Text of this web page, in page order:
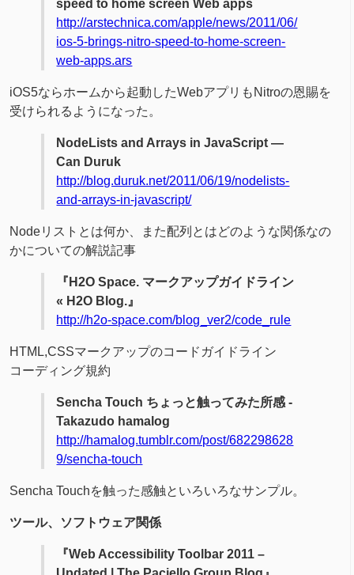
speed to home screen Web apps
http://arstechnica.com/apple/news/2011/06/
ios-5-brings-nitro-speed-to-home-screen-
web-apps.ars
iOS5ならホームから起動したWebアプリもNitroの恩賜を
受けられるようになった。
NodeLists and Arrays in JavaScript —
Can Duruk
http://blog.duruk.net/2011/06/19/nodelists-
and-arrays-in-javascript/
Nodeリストとは何か、また配列とはどのような関係なの
かについての解説記事
『H2O Space. マークアップガイドライン
« H2O Blog.』
http://h2o-space.com/blog_ver2/code_rule
HTML,CSSマークアップのコードガイドライン
コーディング規約
Sencha Touch ちょっと触ってみた所感 -
Takazudo hamalog
http://hamalog.tumblr.com/post/682298628
9/sencha-touch
Sencha Touchを触った感触といろいろなサンプル。
ツール、ソフトウェア関係
『Web Accessibility Toolbar 2011 –